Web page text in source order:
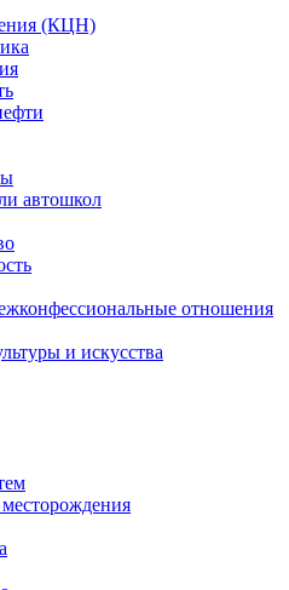
(КЦН)
автошкол
отношения
и искусства